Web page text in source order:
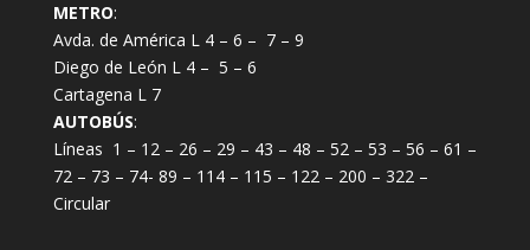
METRO:
Avda. de América L 4 – 6 – 7 – 9
Diego de León L 4 – 5 – 6
Cartagena L 7
AUTOBÚS:
Líneas 1 – 12 – 26 – 29 – 43 – 48 – 52 – 53 – 56 – 61 –
72 – 73 – 74- 89 – 114 – 115 – 122 – 200 – 322 –
Circular